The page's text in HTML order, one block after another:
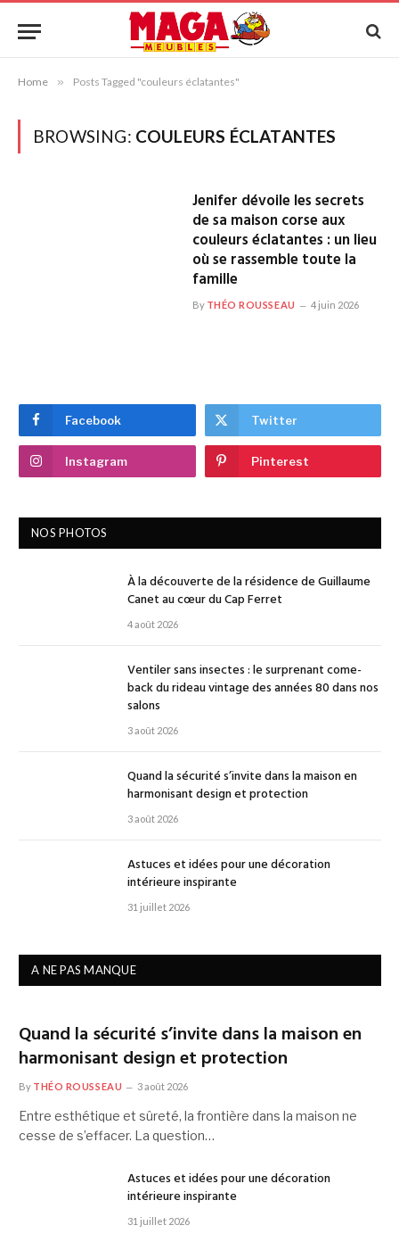
Home » Posts Tagged "couleurs éclatantes"
BROWSING: COULEURS ÉCLATANTES
Jenifer dévoile les secrets
de sa maison corse aux
couleurs éclatantes : un lieu
où se rassemble toute la
famille
By THÉO ROUSSEAU 4 juin 2026
Facebook Twitter
Instagram Pinterest
NOS PHOTOS
À la découverte de la résidence de Guillaume
Canet au cœur du Cap Ferret
4 août 2026
Ventiler sans insectes : le surprenant come-
back du rideau vintage des années 80 dans nos
salons
3 août 2026
Quand la sécurité s’invite dans la maison en
harmonisant design et protection
3 août 2026
Astuces et idées pour une décoration
intérieure inspirante
31 juillet 2026
A NE PAS MANQUE
Quand la sécurité s’invite dans la maison en
harmonisant design et protection
By THÉO ROUSSEAU 3 août 2026
Entre esthétique et sûreté, la frontière dans la maison ne
cesse de s’effacer. La question…
Astuces et idées pour une décoration
intérieure inspirante
31 juillet 2026